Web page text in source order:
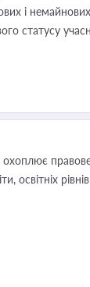
і
статусу
охоплює
освітніх